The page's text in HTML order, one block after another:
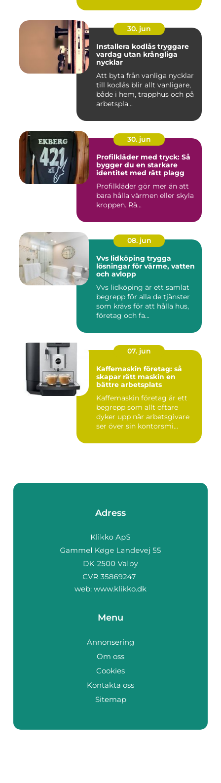
30. jun
Installera kodlås tryggare
vardag utan krångliga
nycklar
Att byta från vanliga nycklar
till kodlås blir allt vanligare,
både i hem, trapphus och på
arbetspla...
30. jun
Profilkläder med tryck: Så
bygger du en starkare
identitet med rätt plagg
Profilkläder gör mer än att
bara hålla värmen eller skyla
kroppen. Rä...
08. jun
Vvs lidköping trygga
lösningar för värme, vatten
och avlopp
Vvs lidköping är ett samlat
begrepp för alla de tjänster
som krävs för att hålla hus,
företag och fa...
07. jun
Kaffemaskin företag: så
skapar rätt maskin en
bättre arbetsplats
Kaffemaskin företag är ett
begrepp som allt oftare
dyker upp när arbetsgivare
ser över sin kontorsmi...
Adress
web: www.klikko.dk
Menu
Annonsering
Om oss
Cookies
Kontakta oss
Sitemap